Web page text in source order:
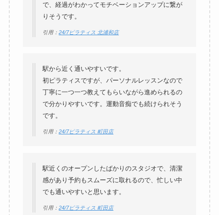
で、経過がわかってモチベーションアップに繋が
りそうです。
引用：24/7ピラティス 北浦和店
駅から近く通いやすいです。
初ピラティスですが、パーソナルレッスンなので
丁寧に一つ一つ教えてもらいながら進められるの
で分かりやすいです。運動音痴でも続けられそう
です。
引用：24/7ピラティス 町田店
駅近くのオープンしたばかりのスタジオで、清潔
感があり予約もスムーズに取れるので、忙しい中
でも通いやすいと思います。
引用：24/7ピラティス 町田店